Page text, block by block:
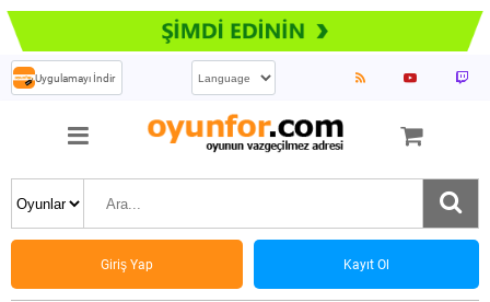
Uygulamayı İndir
Giriş Yap Kayıt Ol